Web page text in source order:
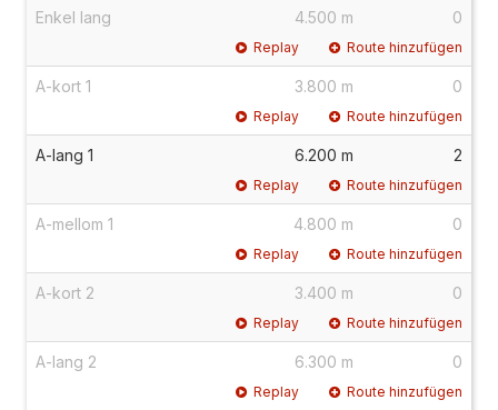
Enkel lang 4.500 m 0
Replay Route hinzufügen
A-kort 1 3.800 m 0
Replay Route hinzufügen
A-lang 1 6.200 m 2
Replay Route hinzufügen
A-mellom 1 4.800 m 0
Replay Route hinzufügen
A-kort 2 3.400 m 0
Replay Route hinzufügen
A-lang 2 6.300 m 0
Replay Route hinzufügen